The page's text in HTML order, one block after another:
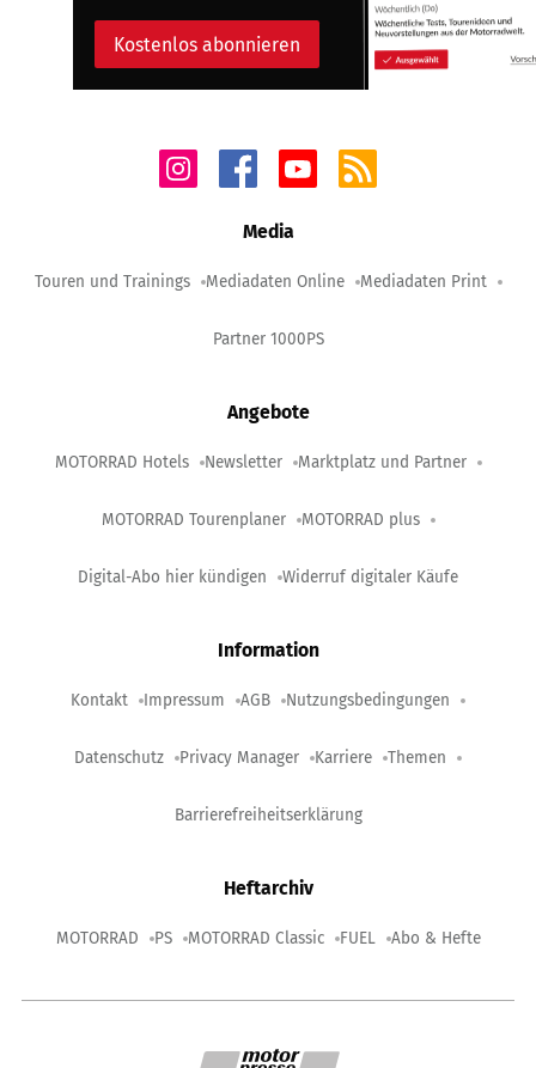
Kostenlos abonnieren
Media
Touren und Trainings Mediadaten Online Mediadaten Print
Partner 1000PS
Angebote
MOTORRAD Hotels Newsletter Marktplatz und Partner
MOTORRAD Tourenplaner MOTORRAD plus
Digital-Abo hier kündigen Widerruf digitaler Käufe
Information
Kontakt Impressum AGB Nutzungsbedingungen
Datenschutz Privacy Manager Karriere Themen
Barrierefreiheitserklärung
Heftarchiv
MOTORRAD PS MOTORRAD Classic FUEL Abo & Hefte